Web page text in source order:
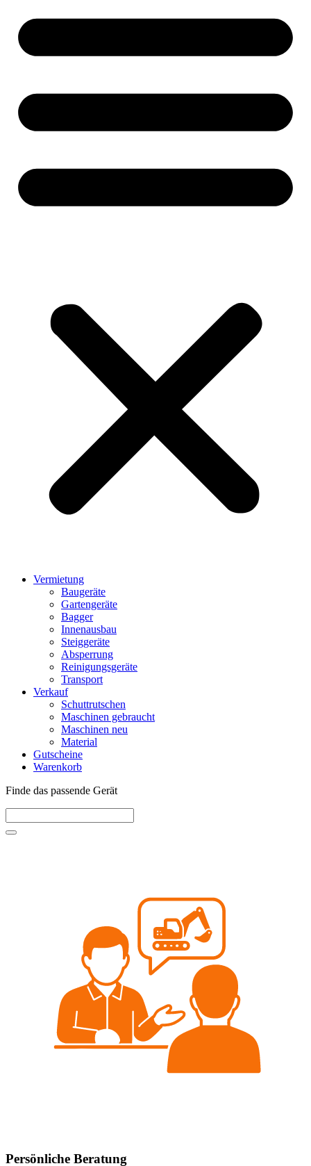
Vermietung
Baugeräte
Gartengeräte
Bagger
Innenausbau
Steiggeräte
Absperrung
Reinigungsgeräte
Transport
Verkauf
Schuttrutschen
Maschinen gebraucht
Maschinen neu
Material
Gutscheine
Warenkorb
Finde das passende Gerät
Persönliche Beratung